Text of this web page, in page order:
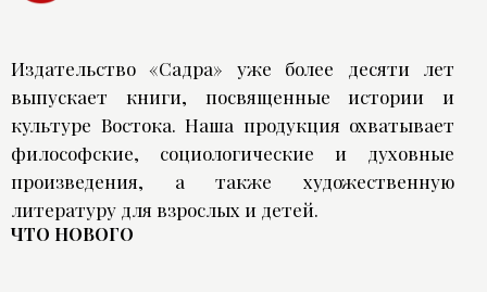
Издательство «Садра» уже более десяти лет
выпускает книги, посвященные истории и
культуре Востока. Наша продукция охватывает
философские, социологические и духовные
произведения, а также художественную
литературу для взрослых и детей.
ЧТО НОВОГО